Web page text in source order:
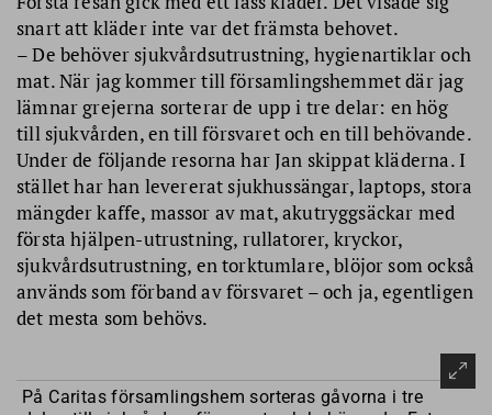
snart att kläder inte var det främsta behovet.
– De behöver sjukvårdsutrustning, hygienartiklar och
mat. När jag kommer till församlingshemmet där jag
lämnar grejerna sorterar de upp i tre delar: en hög
till sjukvården, en till försvaret och en till behövande.
Under de följande resorna har Jan skippat kläderna. I
stället har han levererat sjukhussängar, laptops, stora
mängder kaffe, massor av mat, akutryggsäckar med
första hjälpen-utrustning, rullatorer, kryckor,
sjukvårdsutrustning, en torktumlare, blöjor som också
används som förband av försvaret – och ja, egentligen
det mesta som behövs.
På Caritas församlingshem sorteras gåvorna i tre